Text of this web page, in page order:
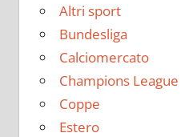
Altri sport
Bundesliga
Calciomercato
Champions League
Coppe
Estero